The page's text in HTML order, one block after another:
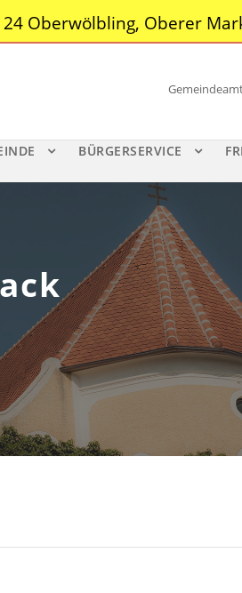
Oberwölbling, Oberer
BÜRGERSERVICE